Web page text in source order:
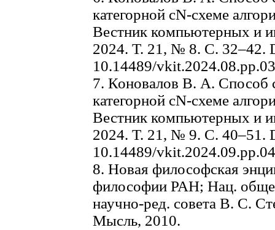
категорной cN-схеме
Вестник компьютерных и
2024. Т. 21, № 8. C. 32–42.
10.14489/
7. Коновалов В. А. Способ
категорной cN-схеме
Вестник компьютерных и
2024. Т. 21, № 9. C. 40–51.
10.14489/
8. Новая философская
философии РАН; Нац.
научно-ред. совета В. С.
Мысль, 2010.